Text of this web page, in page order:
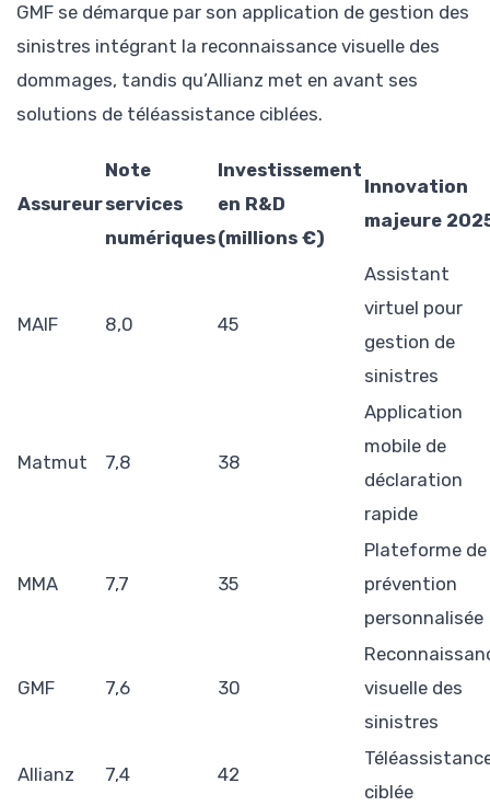
GMF se démarque par son application de gestion des
sinistres intégrant la reconnaissance visuelle des
dommages, tandis qu’Allianz met en avant ses
solutions de téléassistance ciblées.
Assureur
Note
services
numériques
Investissement
en R&D
(millions €)
Innovation
majeure
MAIF 8,0 45
Assistant
virtuel pour
gestion de
sinistres
Matmut 7,8 38
Application
mobile de
déclaration
rapide
MMA 7,7 35
Plateforme de
prévention
personnalisée
GMF 7,6 30
visuelle des
sinistres
Allianz 7,4 42
ciblée